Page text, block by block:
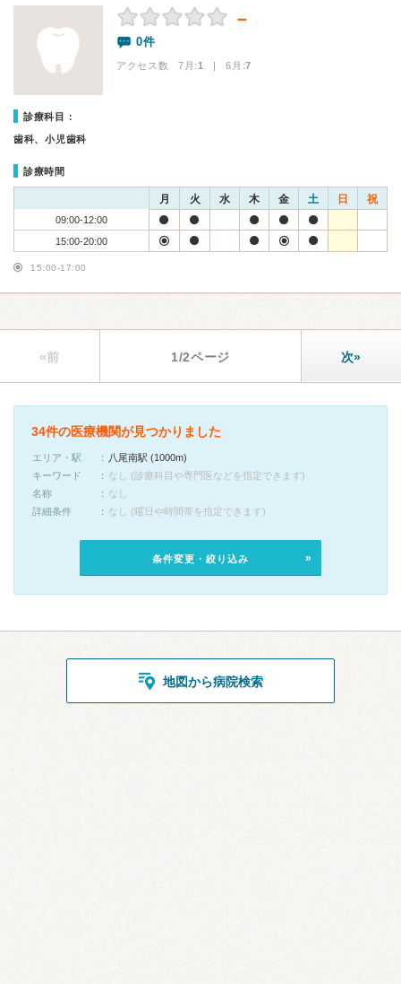
－
0件
アクセス数 7月:1 | 6月:7
診療科目：
歯科、小児歯科
診療時間
月 火 水 木 金 土 日 祝
09:00-12:00
15:00-20:00
15:00-17:00
«前 1/2ページ 次»
34件の医療機関が見つかりました
エリア・駅
八尾南駅 (1000m)
キーワード
なし (診療科目や専門医などを指定できます)
名称
なし
詳細条件
なし (曜日や時間帯を指定できます)
条件変更・絞り込み
地図から病院検索